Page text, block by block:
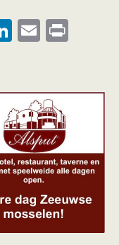
LinkedIn
Email